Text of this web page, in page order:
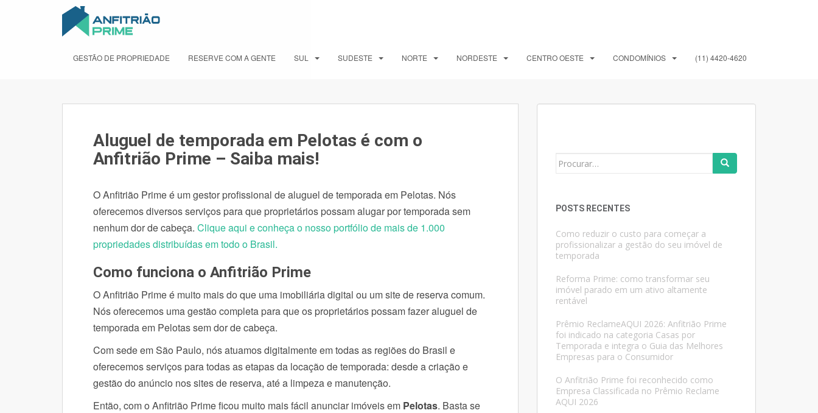
GESTÃO DE PROPRIEDADE RESERVE COM A GENTE SUL SUDESTE NORTE NORDESTE CENTRO OESTE CONDOMÍNIOS (11) 4420-4620
Aluguel de temporada em Pelotas é com o
Anfitrião Prime – Saiba mais!
O Anfitrião Prime é um gestor profissional de aluguel de temporada em Pelotas. Nós
oferecemos diversos serviços para que proprietários possam alugar por temporada sem
nenhum dor de cabeça. Clique aqui e conheça o nosso portfólio de mais de 1.000
propriedades distribuídas em todo o Brasil.
Como funciona o Anfitrião Prime
O Anfitrião Prime é muito mais do que uma imobiliária digital ou um site de reserva comum.
Nós oferecemos uma gestão completa para que os proprietários possam fazer aluguel de
temporada em Pelotas sem dor de cabeça.
Com sede em São Paulo, nós atuamos digitalmente em todas as regiões do Brasil e
oferecemos serviços para todas as etapas da locação de temporada: desde a criação e
gestão do anúncio nos sites de reserva, até a limpeza e manutenção.
Então, com o Anfitrião Prime ficou muito mais fácil anunciar imóveis em Pelotas. Basta se
Search
POSTS RECENTES
Como reduzir o custo para começar a
profissionalizar a gestão do seu imóvel de
temporada
Reforma Prime: como transformar seu
imóvel parado em um ativo altamente
rentável
Prêmio ReclameAQUI 2026: Anfitrião Prime
foi indicado na categoria Casas por
Temporada e integra o Guia das Melhores
Empresas para o Consumidor
O Anfitrião Prime foi reconhecido como
Empresa Classificada no Prêmio Reclame
AQUI 2026